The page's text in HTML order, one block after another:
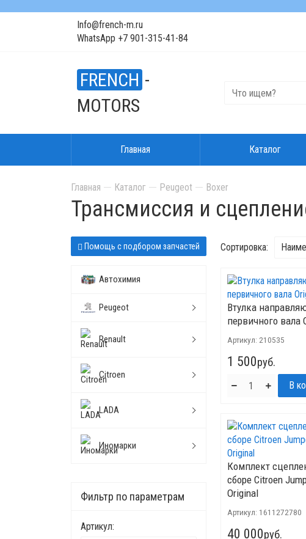
Info@french-m.ru
WhatsApp +7 901-315-41-84
FRENCH -
MOTORS
Главная Каталог
Главная Каталог Peugeot Boxer
Трансмиссия и
Помощь с подбором запчастей
Автохимия
Peugeot
Renault
Citroen
LADA
Иномарки
Фильтр по параметрам
Артикул:
Сортировка:
Втулка
первичного вала
Артикул: 210535
1 500руб.
Комплект
сборе Citroen
Original
Артикул: 1611272780
40 000руб.